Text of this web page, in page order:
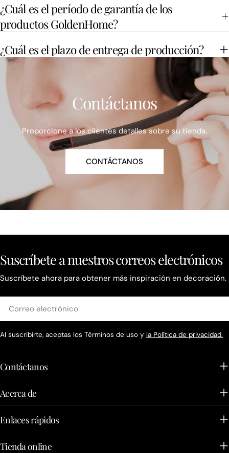
Contáctanos
Proporcione a los clientes detalles sobre su tienda.
CONTÁCTANOS
¿Cuál es el período de garantía de los
productos GoldenHome?
¿Cuál es el plazo de entrega de producción?
Suscríbete a nuestros correos electrónicos
Suscríbete ahora para obtener más inspiración en decoración.
electrónico
Al suscribirte, aceptas los Términos de uso y la Política de privacidad.
Contáctanos
Acerca de
Enlaces rápidos
Tienda online